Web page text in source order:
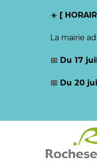
☀️ [
La mairie
📅 Du 17
📅 Du 20